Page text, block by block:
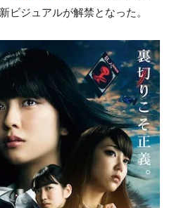
ビジュアルが解禁となった。